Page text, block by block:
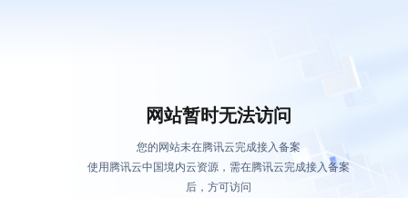
网站暂时无法访问
您的网站未在腾讯云完成接入备案
使用腾讯云中国境内云资源，需在腾讯云完成接入备案
后，方可访问